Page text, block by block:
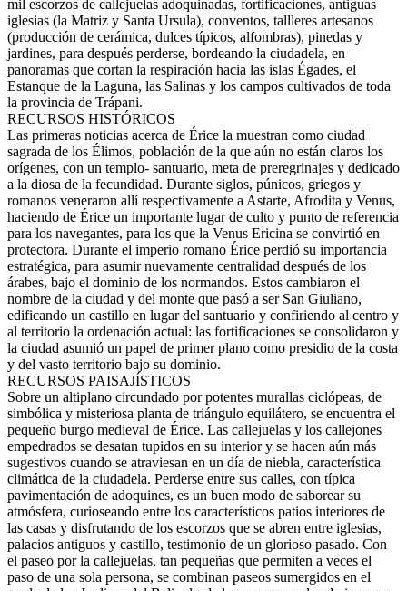
mil escorzos de callejuelas adoquinadas, fortificaciones, antiguas
iglesias (la Matriz y Santa Ursula), conventos, tallleres artesanos
(producción de cerámica, dulces típicos, alfombras), pinedas y
jardines, para después perderse, bordeando la ciudadela, en
panoramas que cortan la respiración hacia las islas Égades, el
Estanque de la Laguna, las Salinas y los campos cultivados de toda
la provincia de Trápani.
RECURSOS HISTÓRICOS
Las primeras noticias acerca de Érice la muestran como ciudad
sagrada de los Élimos, población de la que aún no están claros los
orígenes, con un templo- santuario, meta de preregrinajes y dedicado
a la diosa de la fecundidad. Durante siglos, púnicos, griegos y
romanos veneraron allí respectivamente a Astarte, Afrodita y Venus,
haciendo de Érice un importante lugar de culto y punto de referencia
para los navegantes, para los que la Venus Ericina se convirtió en
protectora. Durante el imperio romano Érice perdió su importancia
estratégica, para asumir nuevamente centralidad después de los
árabes, bajo el dominio de los normandos. Estos cambiaron el
nombre de la ciudad y del monte que pasó a ser San Giuliano,
edificando un castillo en lugar del santuario y confiriendo al centro y
al territorio la ordenación actual: las fortificaciones se consolidaron y
la ciudad asumió un papel de primer plano como presidio de la costa
y del vasto territorio bajo su dominio.
RECURSOS PAISAJÍSTICOS
Sobre un altiplano circundado por potentes murallas ciclópeas, de
simbólica y misteriosa planta de triángulo equilátero, se encuentra el
pequeño burgo medieval de Érice. Las callejuelas y los callejones
empedrados se desatan tupidos en su interior y se hacen aún más
sugestivos cuando se atraviesan en un día de niebla, característica
climática de la ciudadela. Perderse entre sus calles, con típica
pavimentación de adoquines, es un buen modo de saborear su
atmósfera, curioseando entre los característicos patios interiores de
las casas y disfrutando de los escorzos que se abren entre iglesias,
palacios antiguos y castillo, testimonio de un glorioso pasado. Con
el paseo por la callejuelas, tan pequeñas que permiten a veces el
paso de una sola persona, se combinan paseos sumergidos en el